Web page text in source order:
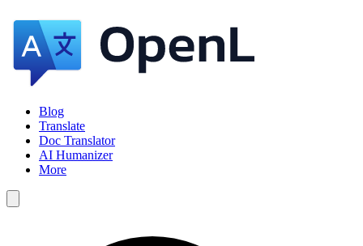
Blog
Translate
Doc Translator
AI Humanizer
More